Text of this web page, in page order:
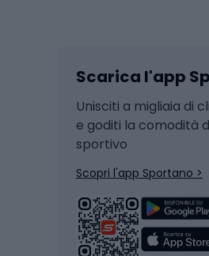
Sci di fondo
Hockey
Snowboard
Skitouring
Pattini da ghiaccio
Biciclette
Scarica l'app
Unisciti a migliaia di
e goditi la comodità
sportivo
Scopri l'app Sportano >